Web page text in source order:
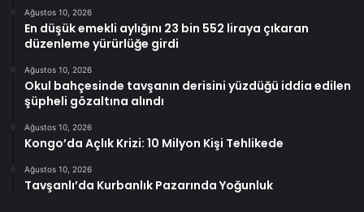
Ağustos 10, 2026
En düşük emekli aylığını 23 bin 552 liraya çıkaran
düzenleme yürürlüğe girdi
Ağustos 10, 2026
Okul bahçesinde tavşanın derisini yüzdüğü iddia edilen
şüpheli gözaltına alındı
Ağustos 10, 2026
Kongo’da Açlık Krizi: 10 Milyon Kişi Tehlikede
Ağustos 10, 2026
Tavşanlı’da Kurbanlık Pazarında Yoğunluk